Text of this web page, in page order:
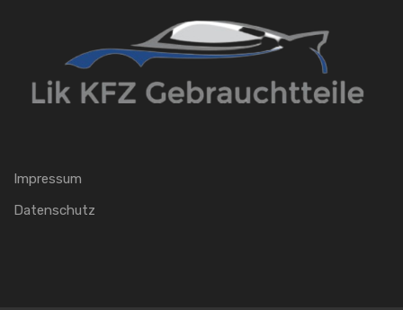
Impressum
Datenschutz